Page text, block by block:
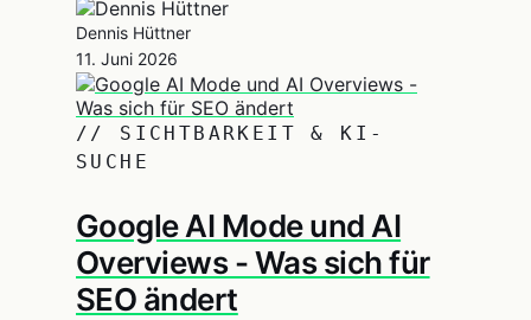
Dennis Hüttner
11. Juni 2026
// SICHTBARKEIT & KI-
SUCHE
Google AI Mode und AI
Overviews - Was sich für
SEO ändert